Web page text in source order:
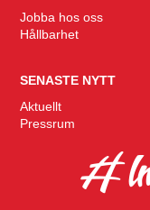
Jobba hos oss
Hållbarhet
SENASTE NYTT
Aktuellt
Pressrum